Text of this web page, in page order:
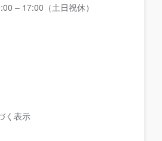
– 17:00（土日祝休）
く表示